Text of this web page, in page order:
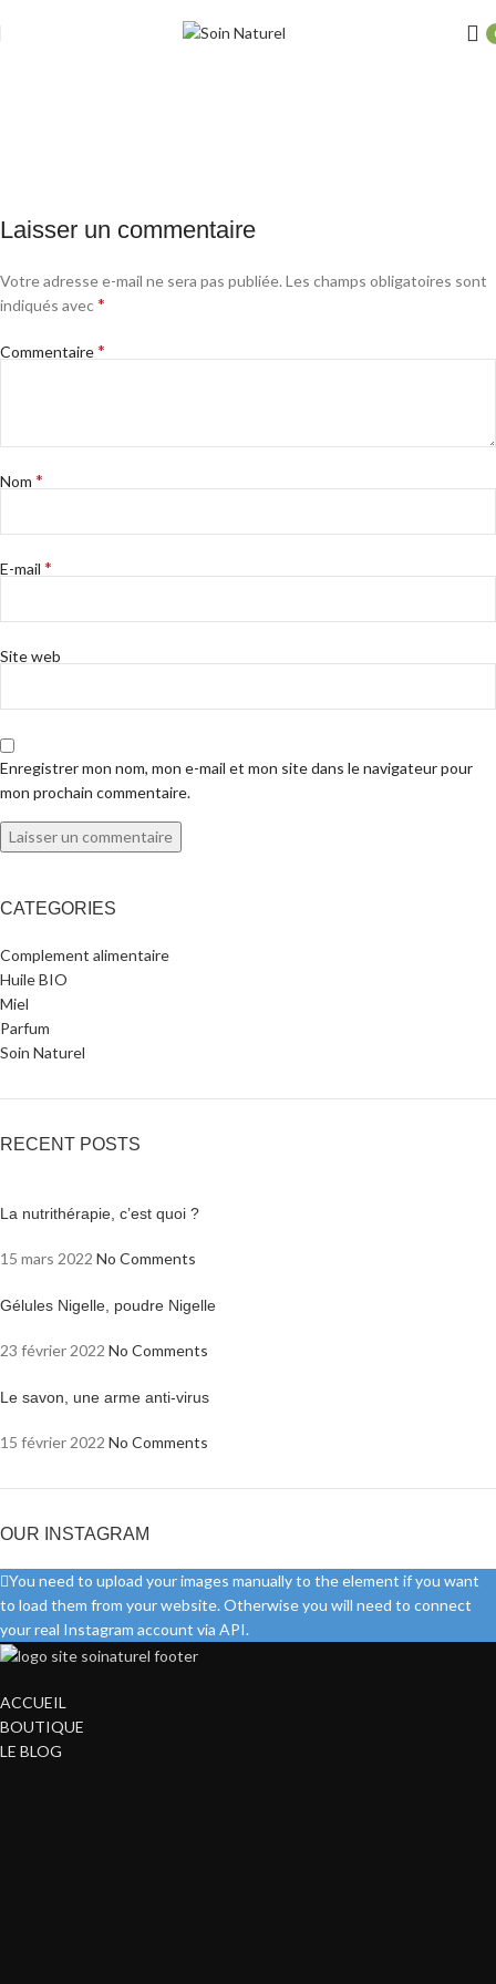
pakistan
Laisser un commentaire
Votre adresse e-mail ne sera pas publiée. Les champs obligatoires sont
indiqués avec*
Commentaire*
Nom *
E-mail *
Site web
Enregistrer mon nom, mon e-mail et mon site dans le navigateur pour
mon prochain commentaire.
CATEGORIES
Complement alimentaire
Huile BIO
Miel
Parfum
Soin Naturel
RECENT POSTS
La nutrithérapie, c’est quoi ?
15 mars 2022 No Comments
Gélules Nigelle, poudre Nigelle
23 février 2022 No Comments
Le savon, une arme anti-virus
15 février 2022 No Comments
OUR INSTAGRAM
You need to upload your images manually to the element if you want
to load them from your website. Otherwise you will need to connect
your real Instagram account via API.
ACCUEIL
BOUTIQUE
LE BLOG